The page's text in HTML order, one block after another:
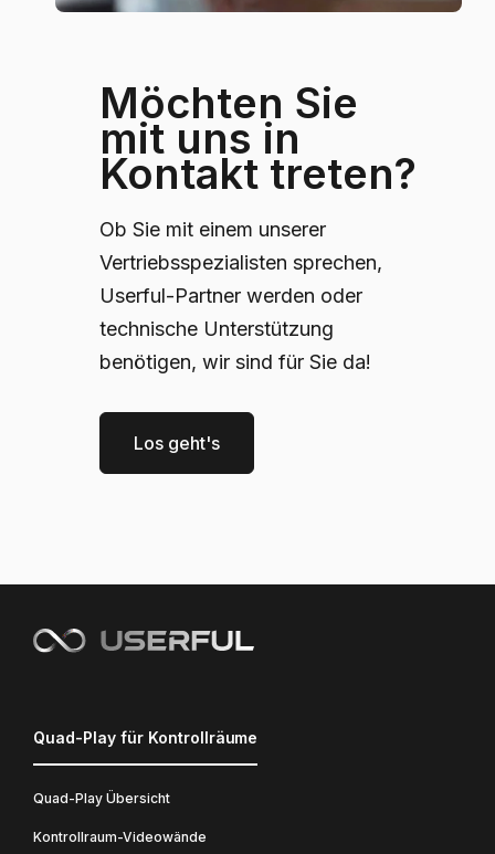
Möchten Sie
mit uns in
Kontakt treten?
Ob Sie mit einem unserer
Vertriebsspezialisten sprechen,
Userful-Partner werden oder
technische Unterstützung
benötigen, wir sind für Sie da!
Los geht's
Quad-Play für Kontrollräume
Quad-Play Übersicht
Kontrollraum-Videowände